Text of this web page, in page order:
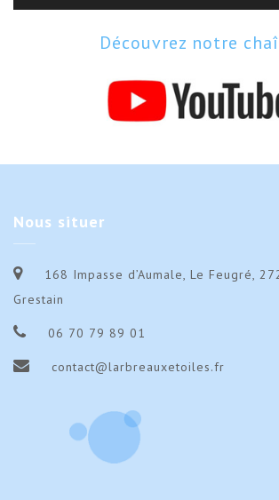
Découvrez notre
Nous situer
168 Impasse d’Aumale, Le Feugré,
Grestain
06 70 79 89 01
contact@larbreauxetoiles.fr